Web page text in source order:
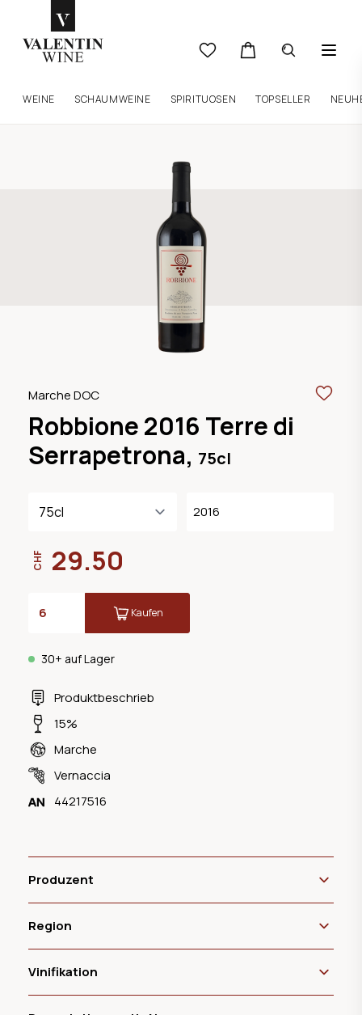
WEINE SCHAUMWEINE SPIRITUOSEN TOPSELLER
Marche DOC
Robbione 2016 Terre di
Serrapetrona, 75cl
Produktbeschrieb
15%
Marche
Vernaccia
44217516
2016
30+ auf Lager
CHF 29.50
Kaufen
Produzent
Region
Vinifikation